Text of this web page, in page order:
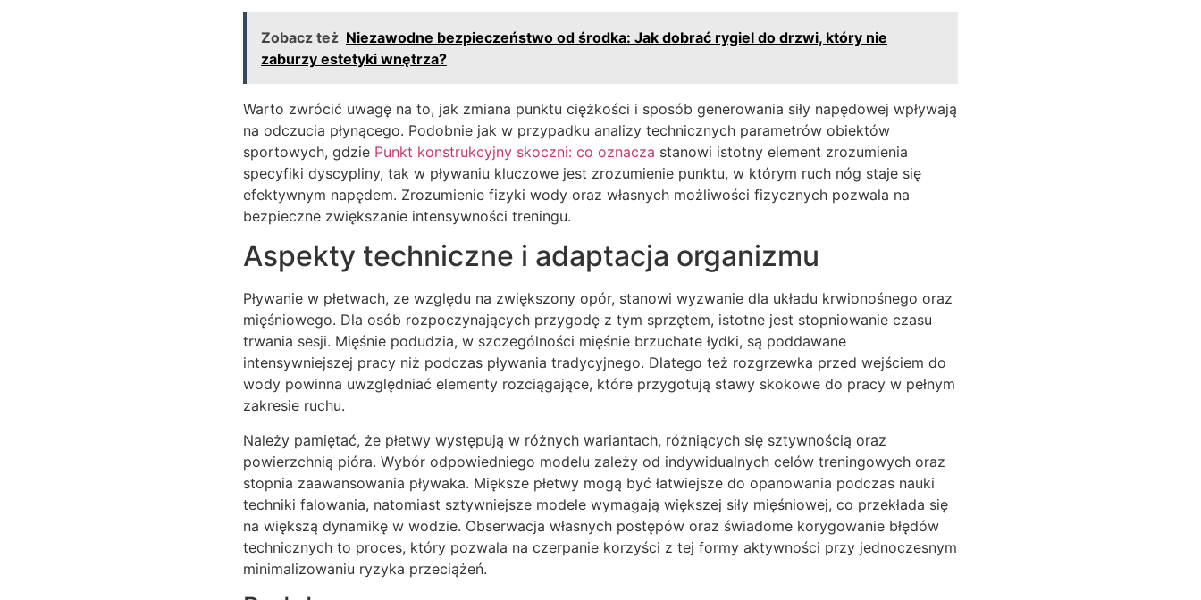
Zobacz też Niezawodne bezpieczeństwo od środka: Jak dobrać rygiel do drzwi, który nie
zaburzy estetyki wnętrza?
Warto zwrócić uwagę na to, jak zmiana punktu ciężkości i sposób generowania siły napędowej wpływają
na odczucia płynącego. Podobnie jak w przypadku analizy technicznych parametrów obiektów
sportowych, gdzie Punkt konstrukcyjny skoczni: co oznacza stanowi istotny element zrozumienia
specyfiki dyscypliny, tak w pływaniu kluczowe jest zrozumienie punktu, w którym ruch nóg staje się
efektywnym napędem. Zrozumienie fizyki wody oraz własnych możliwości fizycznych pozwala na
bezpieczne zwiększanie intensywności treningu.
Aspekty techniczne i adaptacja organizmu
Pływanie w płetwach, ze względu na zwiększony opór, stanowi wyzwanie dla układu krwionośnego oraz
mięśniowego. Dla osób rozpoczynających przygodę z tym sprzętem, istotne jest stopniowanie czasu
trwania sesji. Mięśnie podudzia, w szczególności mięśnie brzuchate łydki, są poddawane
intensywniejszej pracy niż podczas pływania tradycyjnego. Dlatego też rozgrzewka przed wejściem do
wody powinna uwzględniać elementy rozciągające, które przygotują stawy skokowe do pracy w pełnym
zakresie ruchu.
Należy pamiętać, że płetwy występują w różnych wariantach, różniących się sztywnością oraz
powierzchnią pióra. Wybór odpowiedniego modelu zależy od indywidualnych celów treningowych oraz
stopnia zaawansowania pływaka. Miększe płetwy mogą być łatwiejsze do opanowania podczas nauki
techniki falowania, natomiast sztywniejsze modele wymagają większej siły mięśniowej, co przekłada się
na większą dynamikę w wodzie. Obserwacja własnych postępów oraz świadome korygowanie błędów
technicznych to proces, który pozwala na czerpanie korzyści z tej formy aktywności przy jednoczesnym
minimalizowaniu ryzyka przeciążeń.